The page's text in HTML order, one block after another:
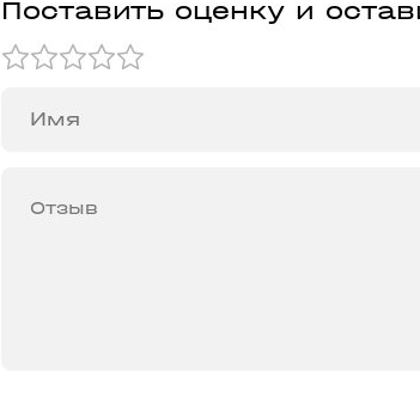
Поставить оценку и